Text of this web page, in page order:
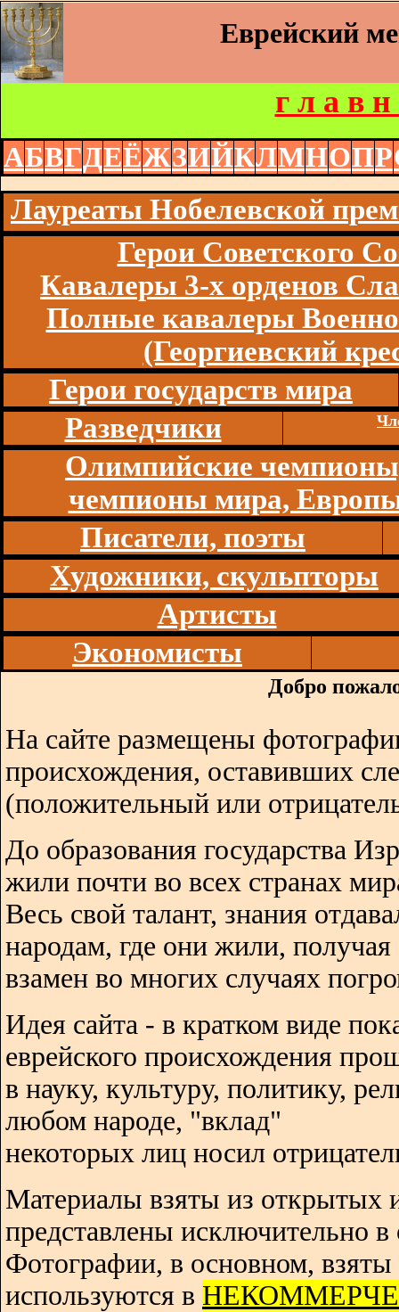
Еврейский
г л а в н
АБВГДЕЁЖЗИЙКЛМНОПР
Лауреаты Нобелевской
Герои Советского
Кавалеры 3-х орденов
Полные кавалеры
(Георгиевский
Герои государств мира
Разведчики
Олимпийские
чемпионы мира,
Писатели, поэты
Художники, скульпторы
Артисты
Экономисты
Добро
На сайте размещены
происхождения, оставивших
(положительный или
До образования государства
жили почти во всех странах
Весь свой талант, знания
народам, где они жили, получая
взамен во многих случаях
Идея сайта - в кратком виде
еврейского происхождения
в науку, культуру, политику,
любом народе, "вклад"
некоторых лиц носил
Материалы взяты из открытых
представлены исключительно
Фотографии, в основном, взяты
используются в